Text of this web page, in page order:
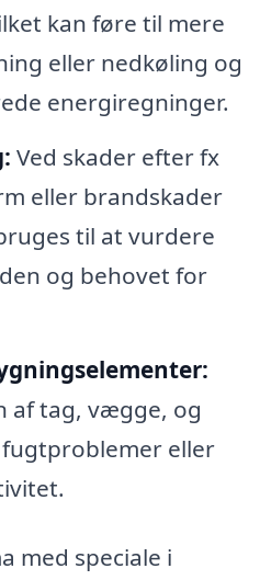
kan føre til mere
eller nedkøling og
energiregninger.
Ved skader efter fx
eller brandskader
til at vurdere
og behovet for
af tag, vægge, og
eller
med speciale i